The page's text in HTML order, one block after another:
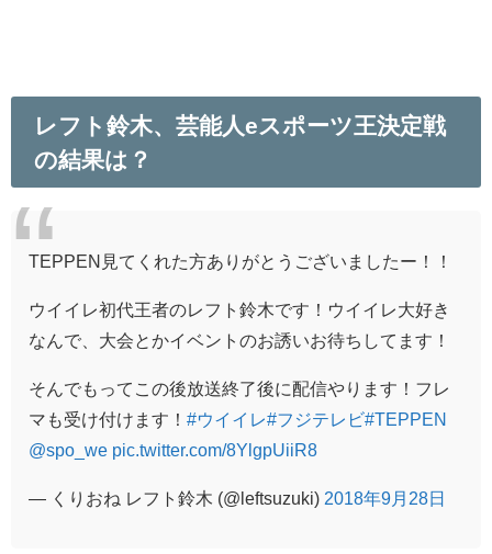
レフト鈴木、芸能人eスポーツ王決定戦
の結果は？
TEPPEN見てくれた方ありがとうございましたー！！
ウイイレ初代王者のレフト鈴木です！ウイイレ大好き
なんで、大会とかイベントのお誘いお待ちしてます！
そんでもってこの後放送終了後に配信やります！フレ
マも受け付けます！ #ウイイレ#フジテレビ#TEPPEN
@spo_we pic.twitter.com/8YlgpUiiR8
— くりおね レフト鈴木 (@leftsuzuki) 2018年9月28日